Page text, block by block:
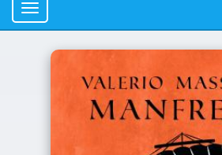
Toggle
navigation